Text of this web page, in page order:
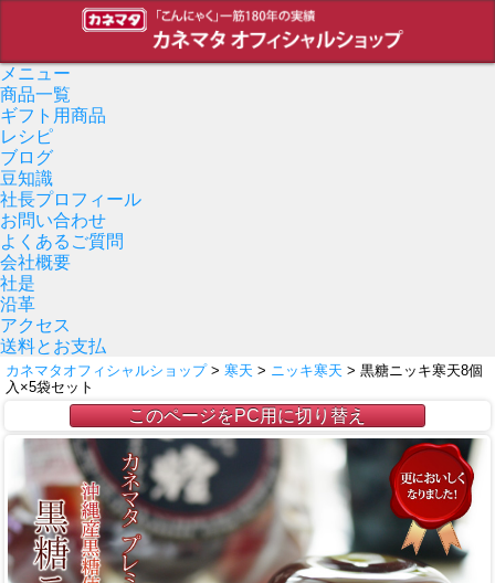
メニュー
商品一覧
ギフト用商品
レシピ
ブログ
豆知識
社長プロフィール
お問い合わせ
よくあるご質問
会社概要
社是
沿革
アクセス
送料とお支払
カネマタオフィシャルショップ> 寒天 > ニッキ寒天 > 黒糖ニッキ寒天8個
入×5袋セット
このページをPC用に切り替え